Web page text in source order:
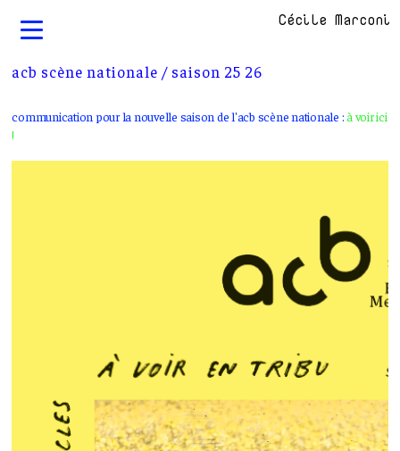
Cécile Marconi
acb scène nationale / saison 25 26
communication pour la nouvelle saison de l'acb scène nationale :à voir ici
!